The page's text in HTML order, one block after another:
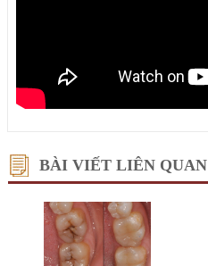
BÀI VIẾT LIÊN QUAN